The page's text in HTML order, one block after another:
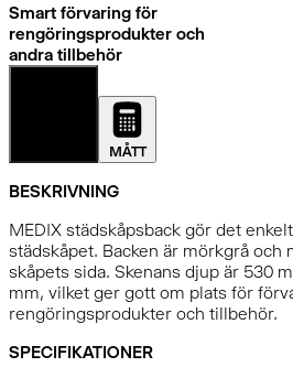
Smart förvaring för
rengöringsprodukter och
andra tillbehör
MÅTT
BESKRIVNING
MEDIX städskåpsback gör det
städskåpet. Backen är mörkgrå och
skåpets sida. Skenans djup är 530
mm, vilket ger gott om plats för
rengöringsprodukter och tillbehör.
SPECIFIKATIONER